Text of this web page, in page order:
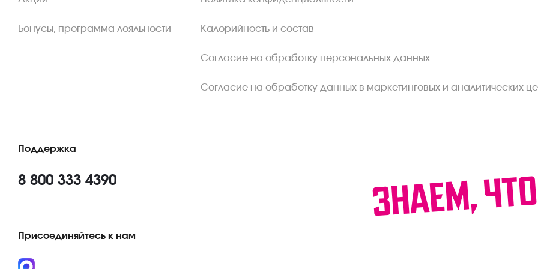
Бонусы, программа лояльности Калорийность и состав
Согласие на обработку персональных данных
Согласие на обработку данных в маркетинговых и аналитических
Поддержка
8 800 333 4390
Присоединяйтесь к нам